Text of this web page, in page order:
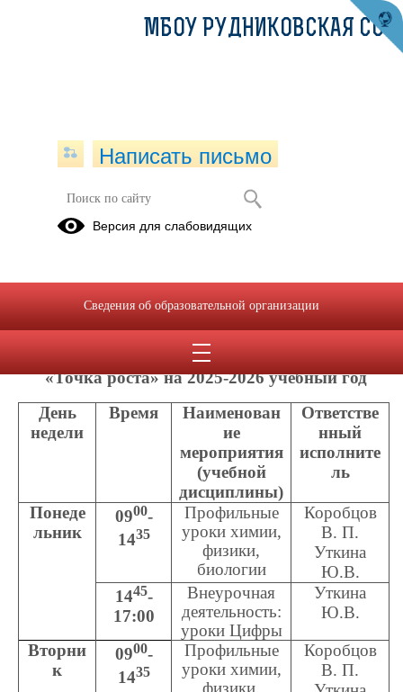
Режим занятий центра "Точка роста"
Утверждён приказом от __.__.2025 № ___
График работы образовательного центра
направленности
«Точка роста» на 2025-2026 учебный год
День
недели
Время
Наименован
ие
мероприятия
(учебной
дисциплины)
Ответстве
нный
исполните
ль
Понеде
льник
0900-
1435
Профильные
уроки химии,
физики,
биологии
Коробцов
В. П.
Уткина
Ю.В.
1445-
17:00
Внеурочная
деятельность:
уроки Цифры
Уткина
Ю.В.
Вторни
к
0900-
1435
Профильные
уроки химии,
физики,
Коробцов
В. П.
МБОУ РУДНИКОВСКАЯ СОШ
Написать письмо
Версия для слабовидящих
Сведения об образовательной организации